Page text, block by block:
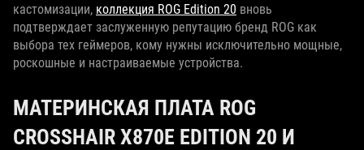
кастомизации, коллекция ROG Edition 20 вновь
подтверждает заслуженную репутацию бренд ROG как
выбора тех геймеров, кому нужны исключительно мощные,
роскошные и настраиваемые устройства.
МАТЕРИНСКАЯ ПЛАТА ROG
CROSSHAIR X870E EDITION 20 И